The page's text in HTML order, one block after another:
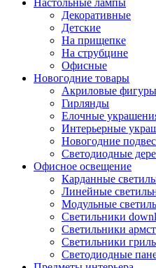
Настольные лампы
Декоративные
Детские
На прищепке
На струбцине
Офисные
Новогодние товары
Акриловые фигуры
Гирлянды
Елочные
Интерьерные
Новогодние
Светодиодные
Офисное освещение
Карданные
Линейные
Модульные
Светильники
Светильники
Светильники
Светодиодные